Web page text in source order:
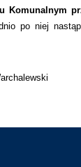
Komunalnym
po niej